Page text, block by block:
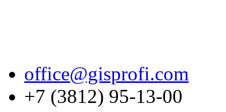
office@gisprofi.com
+7 (3812) 95-13-00